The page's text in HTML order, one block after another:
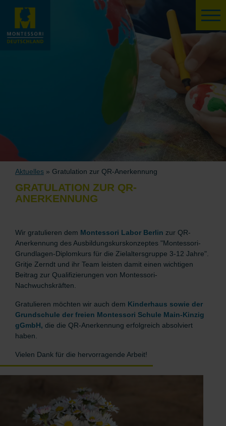
Aktuelles » Gratulation zur QR-Anerkennung
GRATULATION ZUR QR-
ANERKENNUNG
Wir gratulieren dem Montessori Labor Berlin zur QR-
Anerkennung des Ausbildungskurskonzeptes "Montessori-
Grundlagen-Diplomkurs für die Zielaltersgruppe 3-12 Jahre".
Gritje Zerndt und ihr Team leisten damit einen wichtigen
Beitrag zur Qualifizierungen von Montessori-
Nachwuchskräften.
Gratulieren möchten wir auch dem Kinderhaus sowie der
Grundschule der freien Montessori Schule Main-Kinzig
gGmbH, die die QR-Anerkennung erfolgreich absolviert
haben.
Vielen Dank für die hervorragende Arbeit!